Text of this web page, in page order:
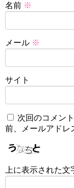
名前 ※
メール ※
サイト
次回のコメン
前、メールアドレ
上に表示された文